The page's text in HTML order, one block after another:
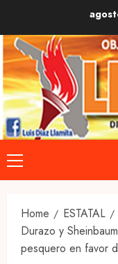
content
Primary
Menu
Home
ESTATAL
Durazo y
pesquero en favor